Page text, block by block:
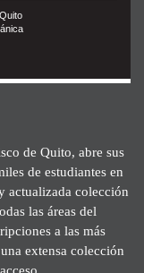
de Quito, abre sus
de estudiantes en
actualizada colección
las áreas del
a las más
extensa colección